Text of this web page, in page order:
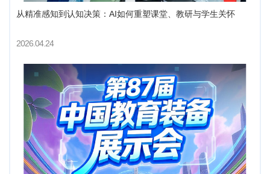
从精准感知到认知决策：AI如何重塑课堂、教研与学生关怀
2026.04.24